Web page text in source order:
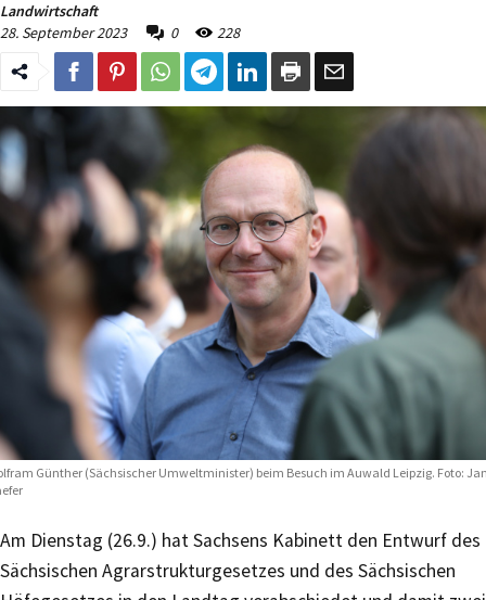
Landwirtschaft
28. September 2023
0 228
Günther (Sächsischer Umweltminister) beim Besuch im Auwald Leipzig. Foto:
Am Dienstag (26.9.) hat Sachsens Kabinett den Entwurf des
Sächsischen Agrarstrukturgesetzes und des Sächsischen